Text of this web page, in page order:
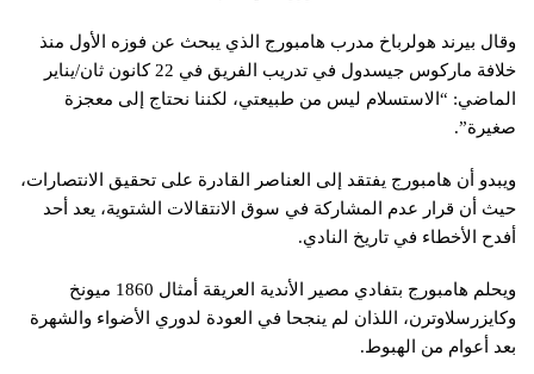
وقال بيرند هولرباخ مدرب هامبورج الذي يبحث عن فوزه الأول منذ
خلافة ماركوس جيسدول في تدريب الفريق في 22 كانون ثان/يناير
الماضي: “الاستسلام ليس من طبيعتي، لكننا نحتاج إلى معجزة
صغيرة”.
ويبدو أن هامبورج يفتقد إلى العناصر القادرة على تحقيق الانتصارات،
حيث أن قرار عدم المشاركة في سوق الانتقالات الشتوية، يعد أحد
أفدح الأخطاء في تاريخ النادي.
ويحلم هامبورج بتفادي مصير الأندية العريقة أمثال 1860 ميونخ
وكايزرسلاوترن، اللذان لم ينجحا في العودة لدوري الأضواء والشهرة
بعد أعوام من الهبوط.